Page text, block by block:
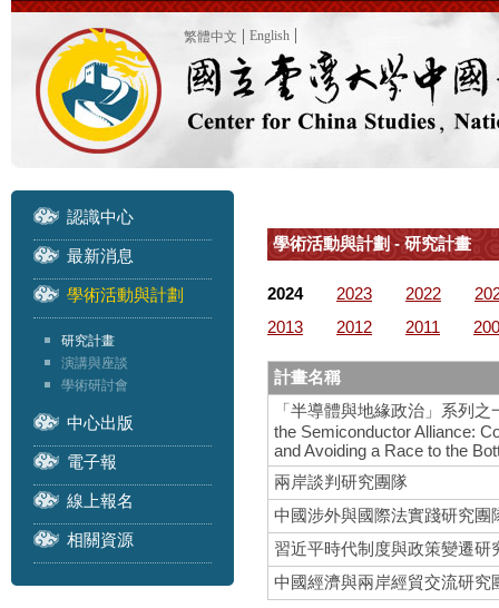
繁體中文 English
認識中心
最新消息
學術活動與計劃
研究計畫
演講與座談
學術研討會
中心出版
電子報
線上報名
相關資源
學術活動與計劃 - 研究計畫
2024 2023 2022
2013
2012 2011
計畫名稱
「半導體與地緣政治」系列
the Semiconductor Alliance:
and Avoiding a Race to the
兩岸談判研究團隊
中國涉外與國際法實踐研究團
習近平時代制度與政策變遷研
中國經濟與兩岸經貿交流研究